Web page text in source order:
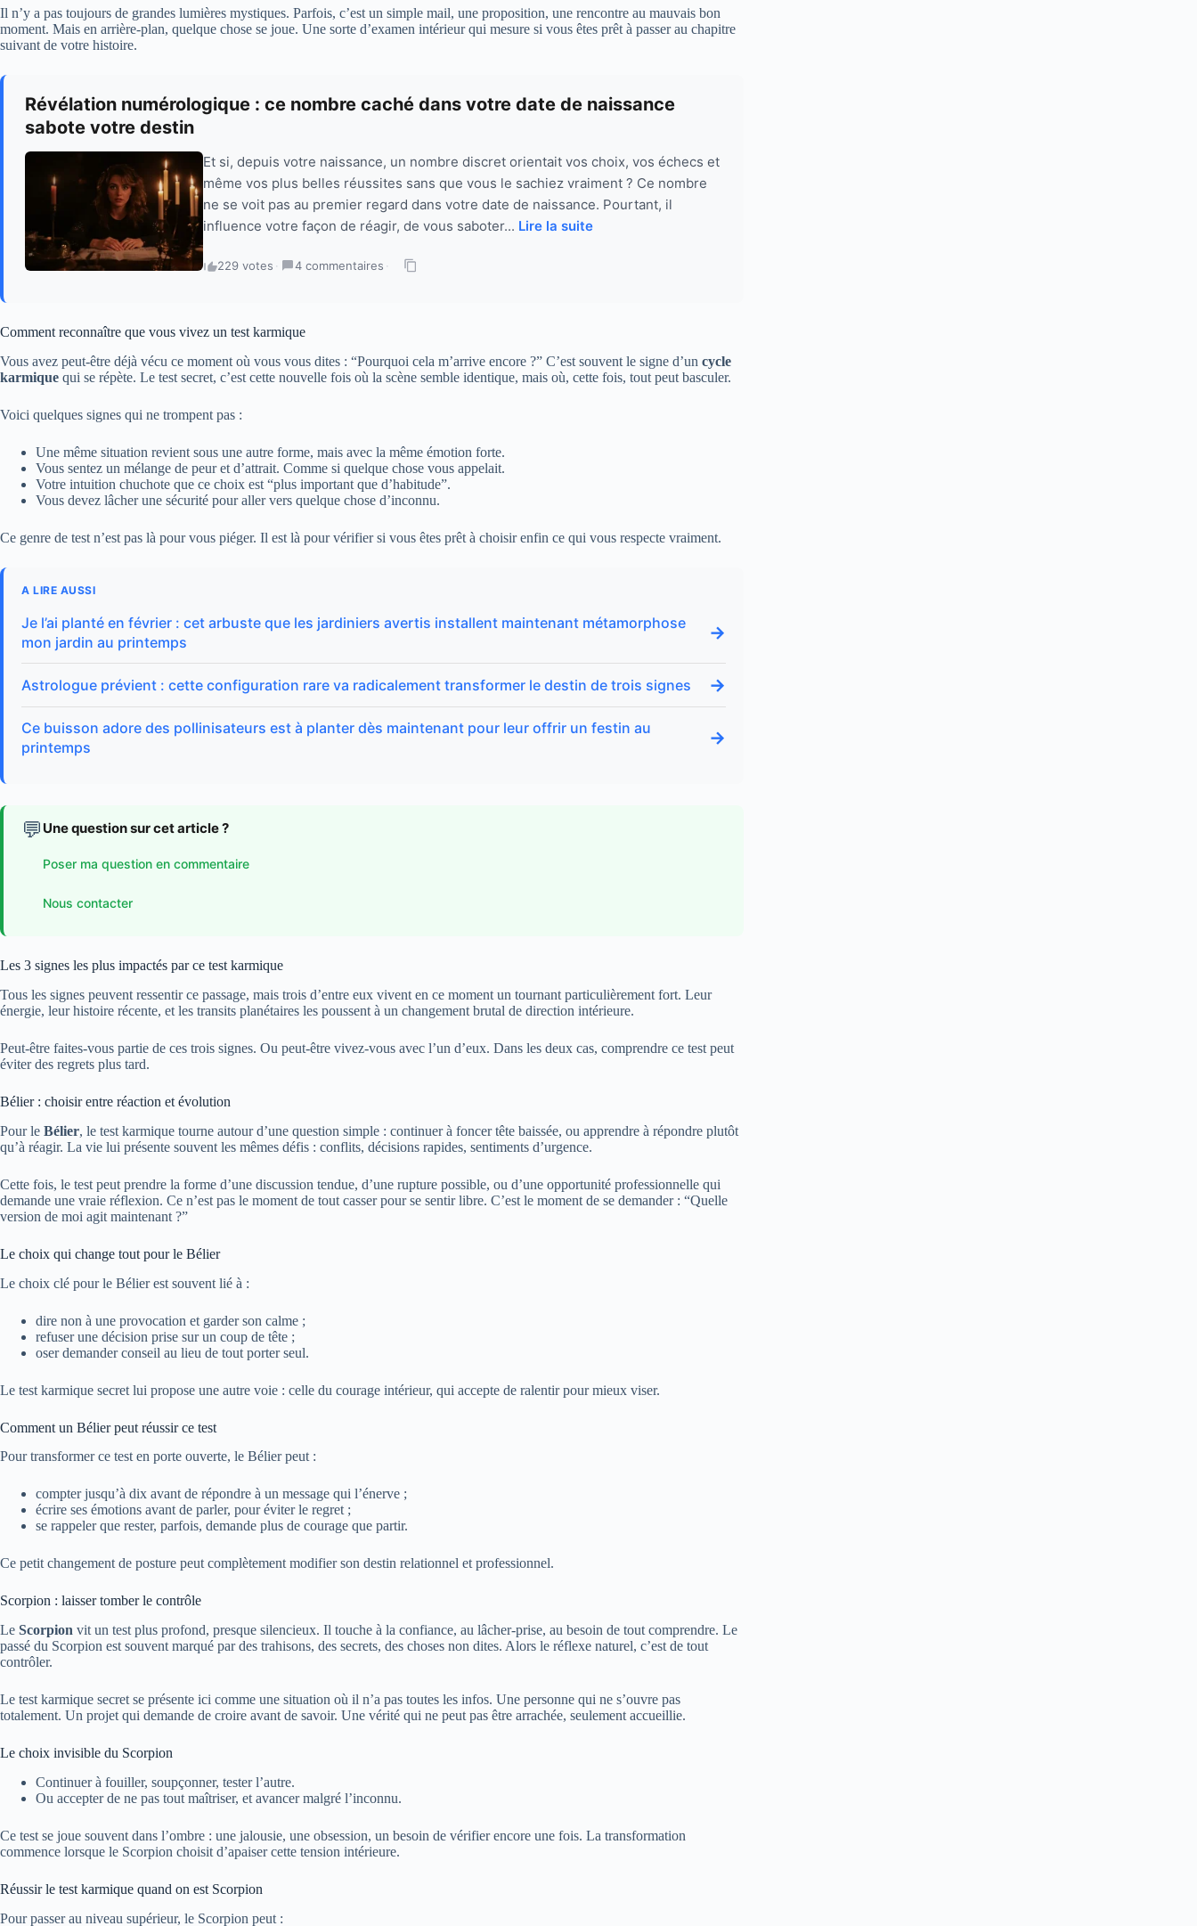
Il n’y a pas toujours de grandes lumières mystiques. Parfois, c’est un simple mail, une proposition, une rencontre au mauvais bon
moment. Mais en arrière-plan, quelque chose se joue. Une sorte d’examen intérieur qui mesure si vous êtes prêt à passer au chapitre
suivant de votre histoire.
Révélation numérologique : ce nombre caché dans votre date de naissance
sabote votre destin
Et si, depuis votre naissance, un nombre discret orientait vos choix, vos échecs et
même vos plus belles réussites sans que vous le sachiez vraiment ? Ce nombre
ne se voit pas au premier regard dans votre date de naissance. Pourtant, il
influence votre façon de réagir, de vous saboter... Lire la suite
229 votes · 4 commentaires ·
Comment reconnaître que vous vivez un test karmique
Vous avez peut-être déjà vécu ce moment où vous vous dites : “Pourquoi cela m’arrive encore ?” C’est souvent le signe d’un cycle
karmique qui se répète. Le test secret, c’est cette nouvelle fois où la scène semble identique, mais où, cette fois, tout peut basculer.
Voici quelques signes qui ne trompent pas :
Une même situation revient sous une autre forme, mais avec la même émotion forte.
Vous sentez un mélange de peur et d’attrait. Comme si quelque chose vous appelait.
Votre intuition chuchote que ce choix est “plus important que d’habitude”.
Vous devez lâcher une sécurité pour aller vers quelque chose d’inconnu.
Ce genre de test n’est pas là pour vous piéger. Il est là pour vérifier si vous êtes prêt à choisir enfin ce qui vous respecte vraiment.
A LIRE AUSSI
Je l’ai planté en février : cet arbuste que les jardiniers avertis installent maintenant métamorphose
mon jardin au printemps
→
Astrologue prévient : cette configuration rare va radicalement transformer le destin de trois signes →
Ce buisson adore des pollinisateurs est à planter dès maintenant pour leur offrir un festin au
printemps
→
💬 Une question sur cet article ?
Poser ma question en commentaire
Nous contacter
Les 3 signes les plus impactés par ce test karmique
Tous les signes peuvent ressentir ce passage, mais trois d’entre eux vivent en ce moment un tournant particulièrement fort. Leur
énergie, leur histoire récente, et les transits planétaires les poussent à un changement brutal de direction intérieure.
Peut-être faites-vous partie de ces trois signes. Ou peut-être vivez-vous avec l’un d’eux. Dans les deux cas, comprendre ce test peut
éviter des regrets plus tard.
Bélier : choisir entre réaction et évolution
Pour le Bélier, le test karmique tourne autour d’une question simple : continuer à foncer tête baissée, ou apprendre à répondre plutôt
qu’à réagir. La vie lui présente souvent les mêmes défis : conflits, décisions rapides, sentiments d’urgence.
Cette fois, le test peut prendre la forme d’une discussion tendue, d’une rupture possible, ou d’une opportunité professionnelle qui
demande une vraie réflexion. Ce n’est pas le moment de tout casser pour se sentir libre. C’est le moment de se demander : “Quelle
version de moi agit maintenant ?”
Le choix qui change tout pour le Bélier
Le choix clé pour le Bélier est souvent lié à :
dire non à une provocation et garder son calme ;
refuser une décision prise sur un coup de tête ;
oser demander conseil au lieu de tout porter seul.
Le test karmique secret lui propose une autre voie : celle du courage intérieur, qui accepte de ralentir pour mieux viser.
Comment un Bélier peut réussir ce test
Pour transformer ce test en porte ouverte, le Bélier peut :
compter jusqu’à dix avant de répondre à un message qui l’énerve ;
écrire ses émotions avant de parler, pour éviter le regret ;
se rappeler que rester, parfois, demande plus de courage que partir.
Ce petit changement de posture peut complètement modifier son destin relationnel et professionnel.
Scorpion : laisser tomber le contrôle
Le Scorpion vit un test plus profond, presque silencieux. Il touche à la confiance, au lâcher-prise, au besoin de tout comprendre. Le
passé du Scorpion est souvent marqué par des trahisons, des secrets, des choses non dites. Alors le réflexe naturel, c’est de tout
contrôler.
Le test karmique secret se présente ici comme une situation où il n’a pas toutes les infos. Une personne qui ne s’ouvre pas
totalement. Un projet qui demande de croire avant de savoir. Une vérité qui ne peut pas être arrachée, seulement accueillie.
Le choix invisible du Scorpion
Continuer à fouiller, soupçonner, tester l’autre.
Ou accepter de ne pas tout maîtriser, et avancer malgré l’inconnu.
Ce test se joue souvent dans l’ombre : une jalousie, une obsession, un besoin de vérifier encore une fois. La transformation
commence lorsque le Scorpion choisit d’apaiser cette tension intérieure.
Réussir le test karmique quand on est Scorpion
Pour passer au niveau supérieur, le Scorpion peut :